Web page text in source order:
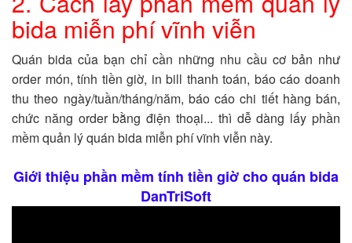
bida miễn phí vĩnh viễn
Quán bida của bạn chỉ cần những nhu cầu cơ bản như
order món, tính tiền giờ, in bill thanh toán, báo cáo doanh
thu theo ngày/tuần/tháng/năm, báo cáo chi tiết hàng bán,
chức năng order bằng điện thoại... thì dễ dàng lấy phần
mềm quản lý quán bida miễn phí vĩnh viễn này.
Giới thiệu phần mềm tính tiền giờ cho quán bida
DanTriSoft